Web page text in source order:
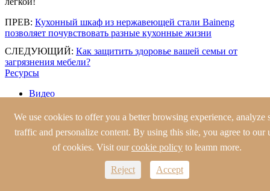
ПРЕВ: Кухонный шкаф из нержавеющей стали Baineng
позволяет почувствовать разные кухонные жизни
СЛЕДУЮЩИЙ: Как защитить здоровье вашей семьи от
загрязнения мебели?
Ресурсы
Видео
Новости компании
Шкаф нержавеющей стали
Современные Нержавеющей Стали Кухонные
We use cookies to offer you a better browsing experience, analyze
traffic and personalize content. By using this site, you agree to our
of cookies. Visit ourcookie policy to leamn more.
Reject Accept